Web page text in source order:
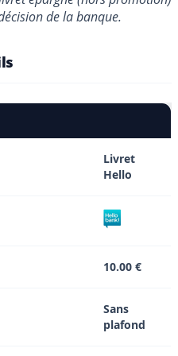
de la banque.
Livret
Hello
10.00 €
Sans
plafond